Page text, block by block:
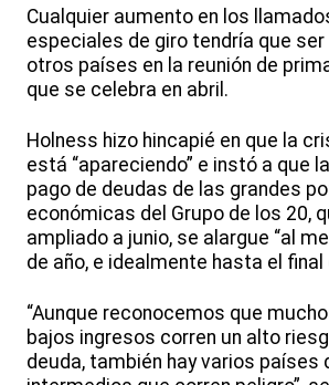
Cualquier aumento en los
especiales de giro tendría que
otros países en la reunión de
que se celebra en abril.
Holness hizo hincapié en que la
está “apareciendo” e instó a que
pago de deudas de las grandes
económicas del Grupo de los 20,
ampliado a junio, se alargue “al
de año, e idealmente hasta el final
“Aunque reconocemos que
bajos ingresos corren un alto
deuda, también hay varios países